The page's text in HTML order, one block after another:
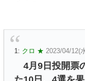
1: クロ ★ 2023/04/12(
4月9日投開票